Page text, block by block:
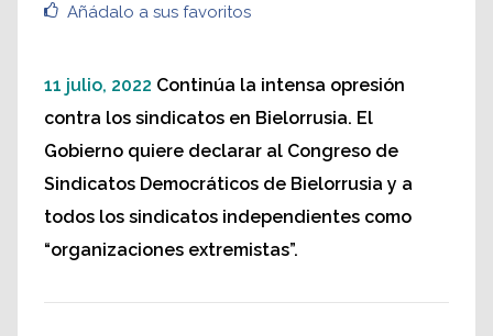
Añádalo a sus favoritos
11 julio, 2022 Continúa la intensa opresión
contra los sindicatos en Bielorrusia. El
Gobierno quiere declarar al Congreso de
Sindicatos Democráticos de Bielorrusia y a
todos los sindicatos independientes como
“organizaciones extremistas”.